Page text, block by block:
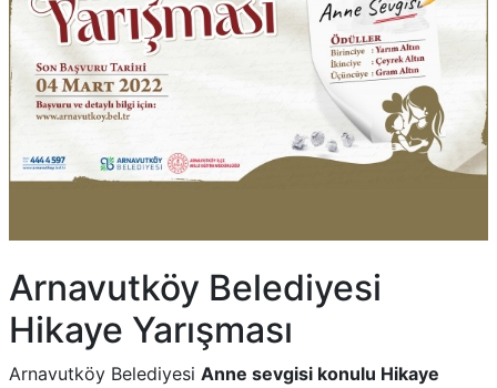
Arnavutköy Belediyesi
Hikaye Yarışması
Arnavutköy Belediyesi Anne sevgisi konulu Hikaye